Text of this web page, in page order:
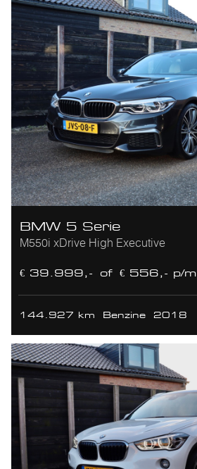
BMW 5 Serie
M550i xDrive High Executive
€ 39.999,- of € 556,- p/m
144.927 km Benzine 2018